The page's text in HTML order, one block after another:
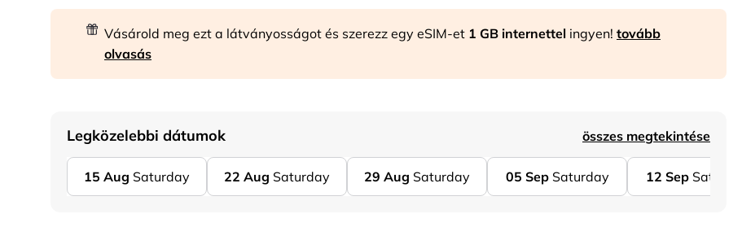
Vásárold meg ezt a látványosságot és szerezz egy eSIM-et 1 GB internettel ingyen! tovább
olvasás
Legközelebbi dátumok összes megtekintése
15 Aug Saturday 22 Aug Saturday 29 Aug Saturday 05 Sep Saturday 12 Sep Saturday